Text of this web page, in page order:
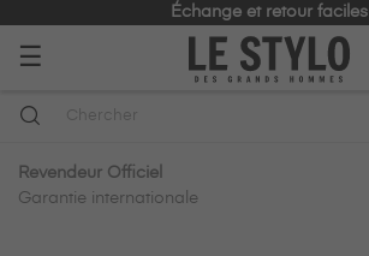
Échange et retour faciles
Basculer
navigation
☰
Revendeur Officiel
Garantie internationale